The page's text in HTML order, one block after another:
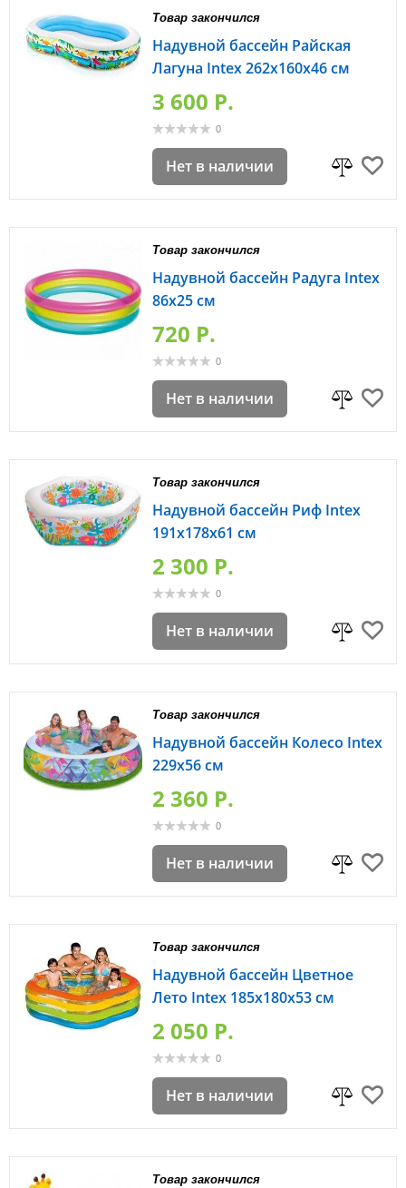
Товар закончился
Надувной бассейн Райская
Лагуна Intex 262х160х46 см
3 600 P.
0
Нет в наличии
Товар закончился
Надувной бассейн Радуга Intex
86х25 см
720 P.
0
Нет в наличии
Товар закончился
Надувной бассейн Риф Intex
191х178х61 см
2 300 P.
0
Нет в наличии
Товар закончился
Надувной бассейн Колесо Intex
229х56 см
2 360 P.
0
Нет в наличии
Товар закончился
Надувной бассейн Цветное
Лето Intex 185х180х53 см
2 050 P.
0
Нет в наличии
Товар закончился